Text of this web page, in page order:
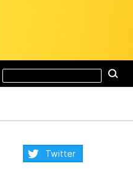
Pesquisar
site
Twitter